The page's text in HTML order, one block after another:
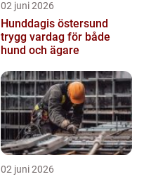
02 juni 2026
Hunddagis östersund
trygg vardag för både
hund och ägare
02 juni 2026